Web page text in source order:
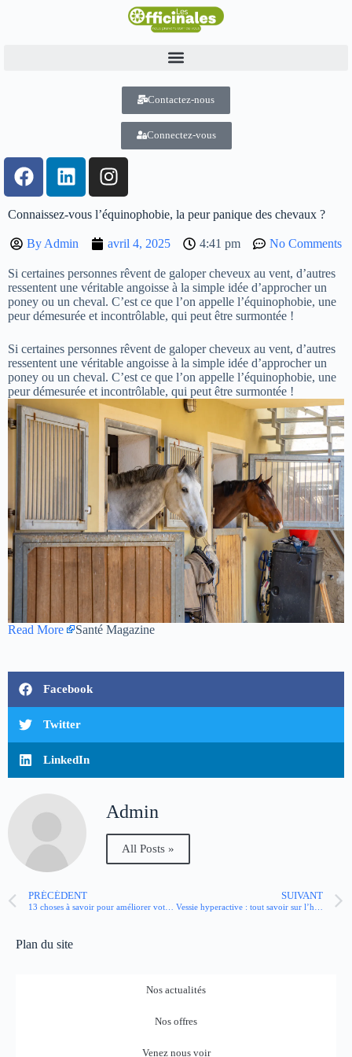
Contactez-nous
Connectez-vous
Connaissez-vous l’équinophobie, la peur panique des chevaux ?
By Admin avril 4, 2025 4:41 pm No Comments
Si certaines personnes rêvent de galoper cheveux au vent, d’autres
ressentent une véritable angoisse à la simple idée d’approcher un
poney ou un cheval. C’est ce que l’on appelle l’équinophobie, une
peur démesurée et incontrôlable, qui peut être surmontée !
Si certaines personnes rêvent de galoper cheveux au vent, d’autres
ressentent une véritable angoisse à la simple idée d’approcher un
poney ou un cheval. C’est ce que l’on appelle l’équinophobie, une
peur démesurée et incontrôlable, qui peut être surmontée !
Read More Santé Magazine
Facebook
Twitter
LinkedIn
Admin
All Posts »
PRÉCÉDENT SUIVANT
Plan du site
Nos actualités
Nos offres
Venez nous voir